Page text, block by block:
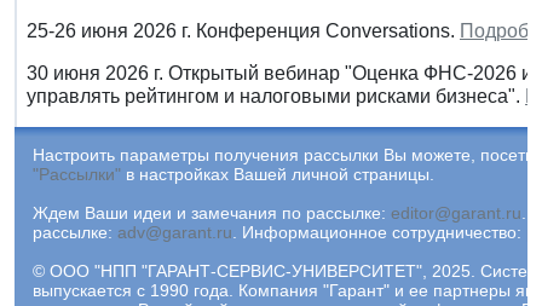
25-26 июня 2026 г. Конференция Conversations.
30 июня 2026 г. Открытый вебинар "Оценка ФНС-2026 и
управлять рейтингом и налоговыми рисками бизнеса".
Настроить параметры получения рассылки Вы можете,
"Рассылки" в настройках Вашей личной страницы.
Ждем Ваши идеи и замечания по рассылке: editor@garant.ru
рассылке: adv@garant.ru Информационное сотрудничество:
© ООО "НПП "ГАРАНТ-СЕРВИС-УНИВЕРСИТЕТ", 2025.
выпускается с 1990 года. Компания "Гарант" и ее партнеры